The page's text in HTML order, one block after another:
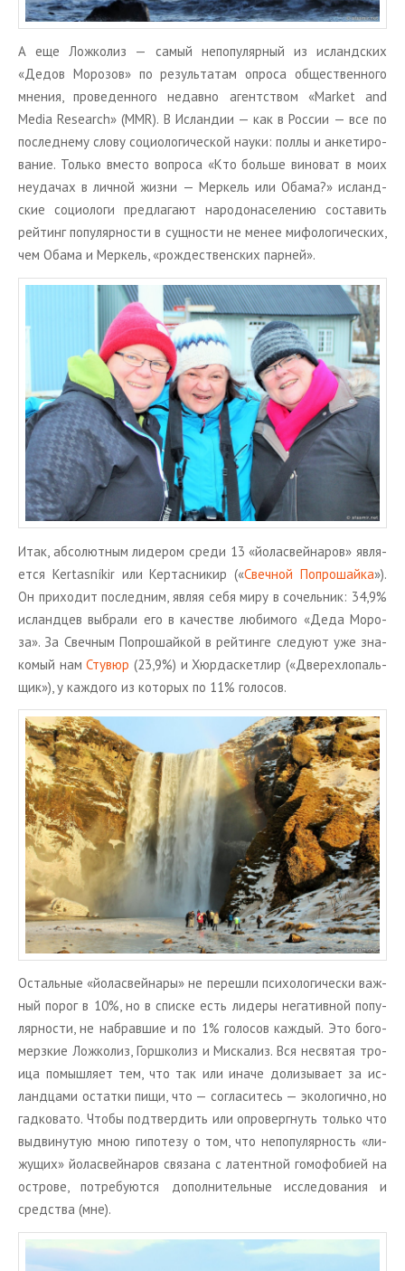
А еще Лож­ко­лиз — самый непо­пу­ляр­ный из ис­ланд­ских
«Дедов Мо­ро­зов» по ре­зуль­та­там опро­са об­ще­ствен­но­го
мне­ния, про­ве­ден­но­го недав­но агент­ством «Market and
Media Research» (MMR). В Ис­лан­дии — как в Рос­сии — все по
по­след­не­му слову со­цио­ло­ги­че­ской науки: поллы и ан­ке­ти­ро­
ва­ние. Толь­ко вме­сто во­про­са «Кто боль­ше ви­но­ват в моих
неуда­чах в лич­ной жизни — Мер­кель или Обама?» ис­ланд­
ские со­цио­ло­ги пред­ла­га­ют на­ро­до­на­се­ле­нию со­ста­вить
рей­тинг по­пу­ляр­но­сти в сущ­но­сти не менее ми­фо­ло­ги­че­ских,
чем Обама и Мер­кель, «рож­де­ствен­ских пар­ней».
Итак, аб­со­лют­ным ли­де­ром среди 13 «йо­ла­свей­на­ров» яв­ля­
ет­ся Kertasníkir или Кер­тас­ни­кир («Свеч­ной По­про­шай­ка»).
Он при­хо­дит по­след­ним, являя себя миру в со­чель­ник: 34,9%
ис­ланд­цев вы­бра­ли его в ка­че­стве лю­би­мо­го «Деда Мо­ро­
за». За Свеч­ным По­про­шай­кой в рей­тин­ге сле­ду­ют уже зна­
ко­мый намСту­вюр (23,9%) и Хюр­да­с­кет­лир («Две­ре­хло­паль­
щик»), у каж­до­го из ко­то­рых по 11% го­ло­сов.
Осталь­ные «йо­ла­свей­на­ры» не пе­ре­шли пси­хо­ло­ги­че­ски важ­
ный порог в 10%, но в спис­ке есть ли­де­ры нега­тив­ной по­пу­
ляр­но­сти, не на­брав­шие и по 1% го­ло­сов каж­дый. Это бо­го­
мерз­кие Лож­ко­лиз, Гор­шко­лиз и Мис­ка­лиз. Вся несвя­тая тро­
и­ца по­мыш­ля­ет тем, что так или иначе до­ли­зы­ва­ет за ис­
ланд­ца­ми остат­ки пищи, что — со­гла­си­тесь — эко­ло­гич­но, но
гад­ко­ва­то. Чтобы под­твер­дить или опро­верг­нуть толь­ко что
вы­дви­ну­тую мною ги­по­те­зу о том, что непо­пу­ляр­ность «ли­
жу­щих» йо­ла­свей­на­ров свя­за­на с ла­тент­ной го­мо­фо­би­ей на
ост­ро­ве, по­тре­бу­ют­ся до­пол­ни­тель­ные ис­сле­до­ва­ния и
сред­ства (мне).